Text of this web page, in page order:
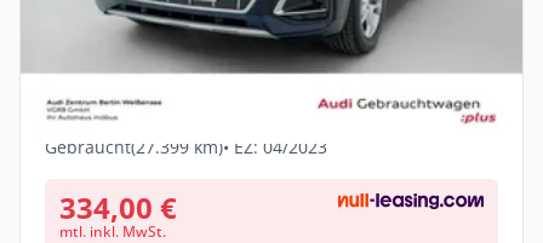
Privat & Gewerbe
Audi Q5 40 TDI S-
Diesel •Automatik •
Gebraucht(27.399 km)• EZ: 04/2023
334,00 €
mtl. inkl. MwSt.